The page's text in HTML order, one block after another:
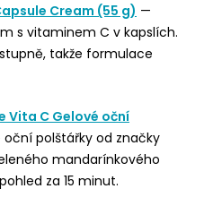
Cream (55 g) —
s vitaminem C v kapslích.
takže formulace
Vita C Gelové oční
polštářky od značky
mandarínkového
za 15 minut.